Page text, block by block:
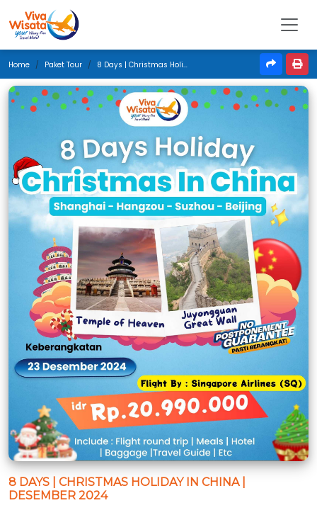
Home Paket Tour 8 Days | Christmas Holiday In China | Desember 2024
8 DAYS | CHRISTMAS HOLIDAY IN CHINA |
DESEMBER 2024